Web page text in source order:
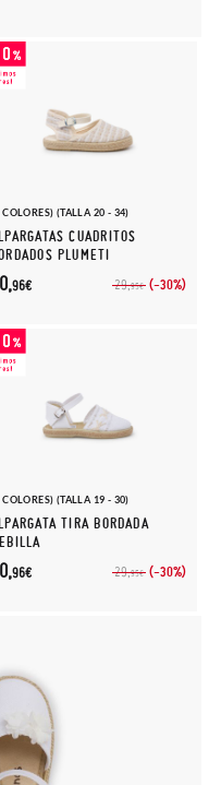
COLORES) (TALLA 20 - 34)
CUADRITOS
PLUMETI
29,95€ (-30%)
96€
COLORES) (TALLA 19 - 30)
TIRA BORDADA
29,95€ (-30%)
96€